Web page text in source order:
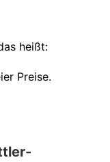
heißt:
Preise.